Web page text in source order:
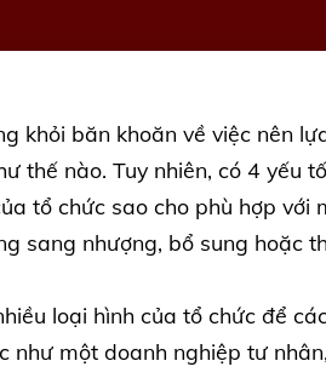
khỏi băn khoăn về việc nên
thế nào. Tuy nhiên, có 4 yếu
tổ chức sao cho phù hợp với
sang nhượng, bổ sung hoặc
loại hình của tổ chức để
như một doanh nghiệp tư